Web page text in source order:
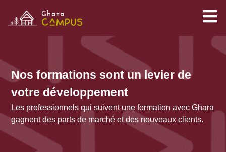
Nos formations sont un levier de
votre développement
Les professionnels qui suivent une formation avec Ghara
gagnent des parts de marché et des nouveaux clients.